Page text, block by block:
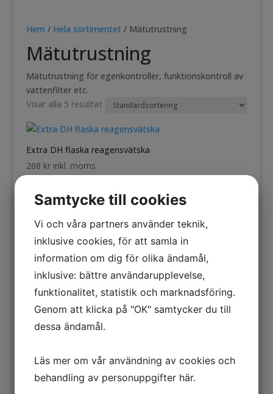
Hem / Hela sortimentet / Mätutrustning
Mätutrustning
Mätutrustning för egenkontroller, funktionskontroll av
vattenfilter etc.
Visar alla 5 resultat
Extra DH flaska reagensvätska
268 kr inkl. moms
Extra pH tabletter 40st
303kr inkl. moms
Hårdhets mätare dH Komplett
Järn mätare Fe-Komplett
Samtycke till cookies
Vi och våra partners använder teknik,
inklusive cookies, för att samla in
information om dig för olika ändamål,
inklusive: bättre användarupplevelse,
funktionalitet, statistik och marknadsföring.
Genom att klicka på "OK" samtycker du till
dessa ändamål.
Läs mer om vår användning av cookies och
behandling av personuppgifter här.